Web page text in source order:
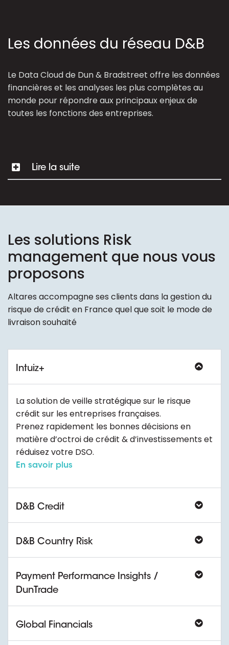
Les données du réseau D&B
Le Data Cloud de Dun & Bradstreet offre les données
financières et les analyses les plus complètes au
monde pour répondre aux principaux enjeux de
toutes les fonctions des entreprises.
Lire la suite
Les solutions Risk
management que nous vous
proposons
Altares accompagne ses clients dans la gestion du
risque de crédit en France quel que soit le mode de
livraison souhaité
Intuiz+
La solution de veille stratégique sur le risque
crédit sur les entreprises françaises.
Prenez rapidement les bonnes décisions en
matière d’octroi de crédit & d’investissements et
réduisez votre DSO.
En savoir plus
D&B Credit
D&B Country Risk
Payment Performance Insights /
DunTrade
Global Financials